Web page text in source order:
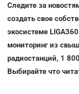
Следите за
создать свое
экосистеме
мониторинг из
радиостанций, 1
Выбирайте что